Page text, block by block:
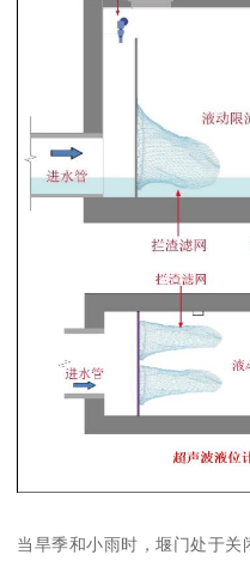
当旱季和小雨时，堰门处于